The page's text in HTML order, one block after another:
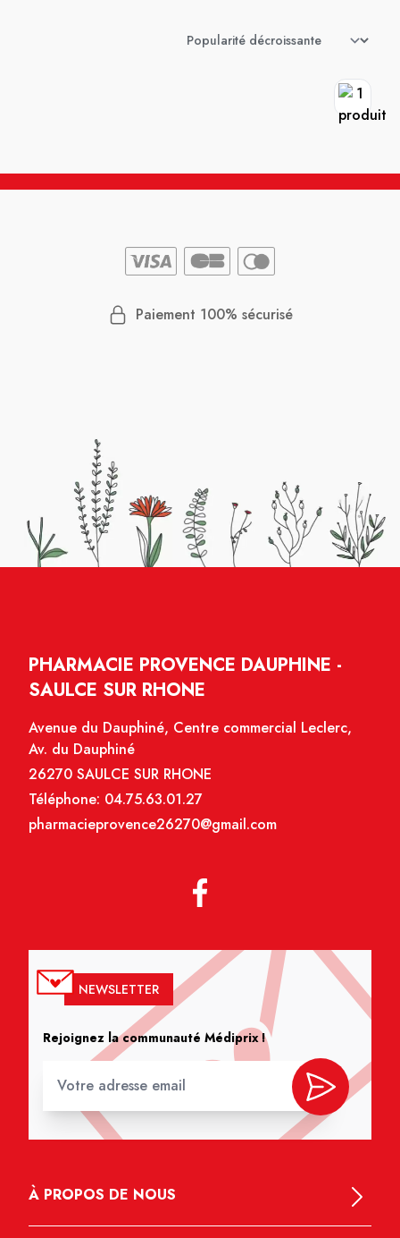
Paiement 100% sécurisé
PHARMACIE PROVENCE DAUPHINE -
SAULCE SUR RHONE
Avenue du Dauphiné, Centre commercial Leclerc,
Av. du Dauphiné
26270 SAULCE SUR RHONE
Téléphone: 04.75.63.01.27
pharmacieprovence26270@gmail.com
NEWSLETTER
Rejoignez la communauté Médiprix !
À PROPOS DE NOUS